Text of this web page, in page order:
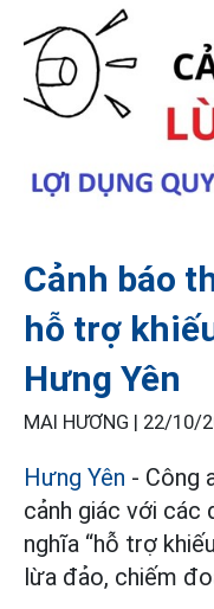
Cảnh báo
hỗ trợ
Hưng Yên
MAI HƯƠNG | 22/10/
Hưng Yên - Công
cảnh giác với các
nghĩa “hỗ trợ
lừa đảo, chiếm